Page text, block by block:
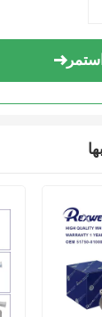
استمر